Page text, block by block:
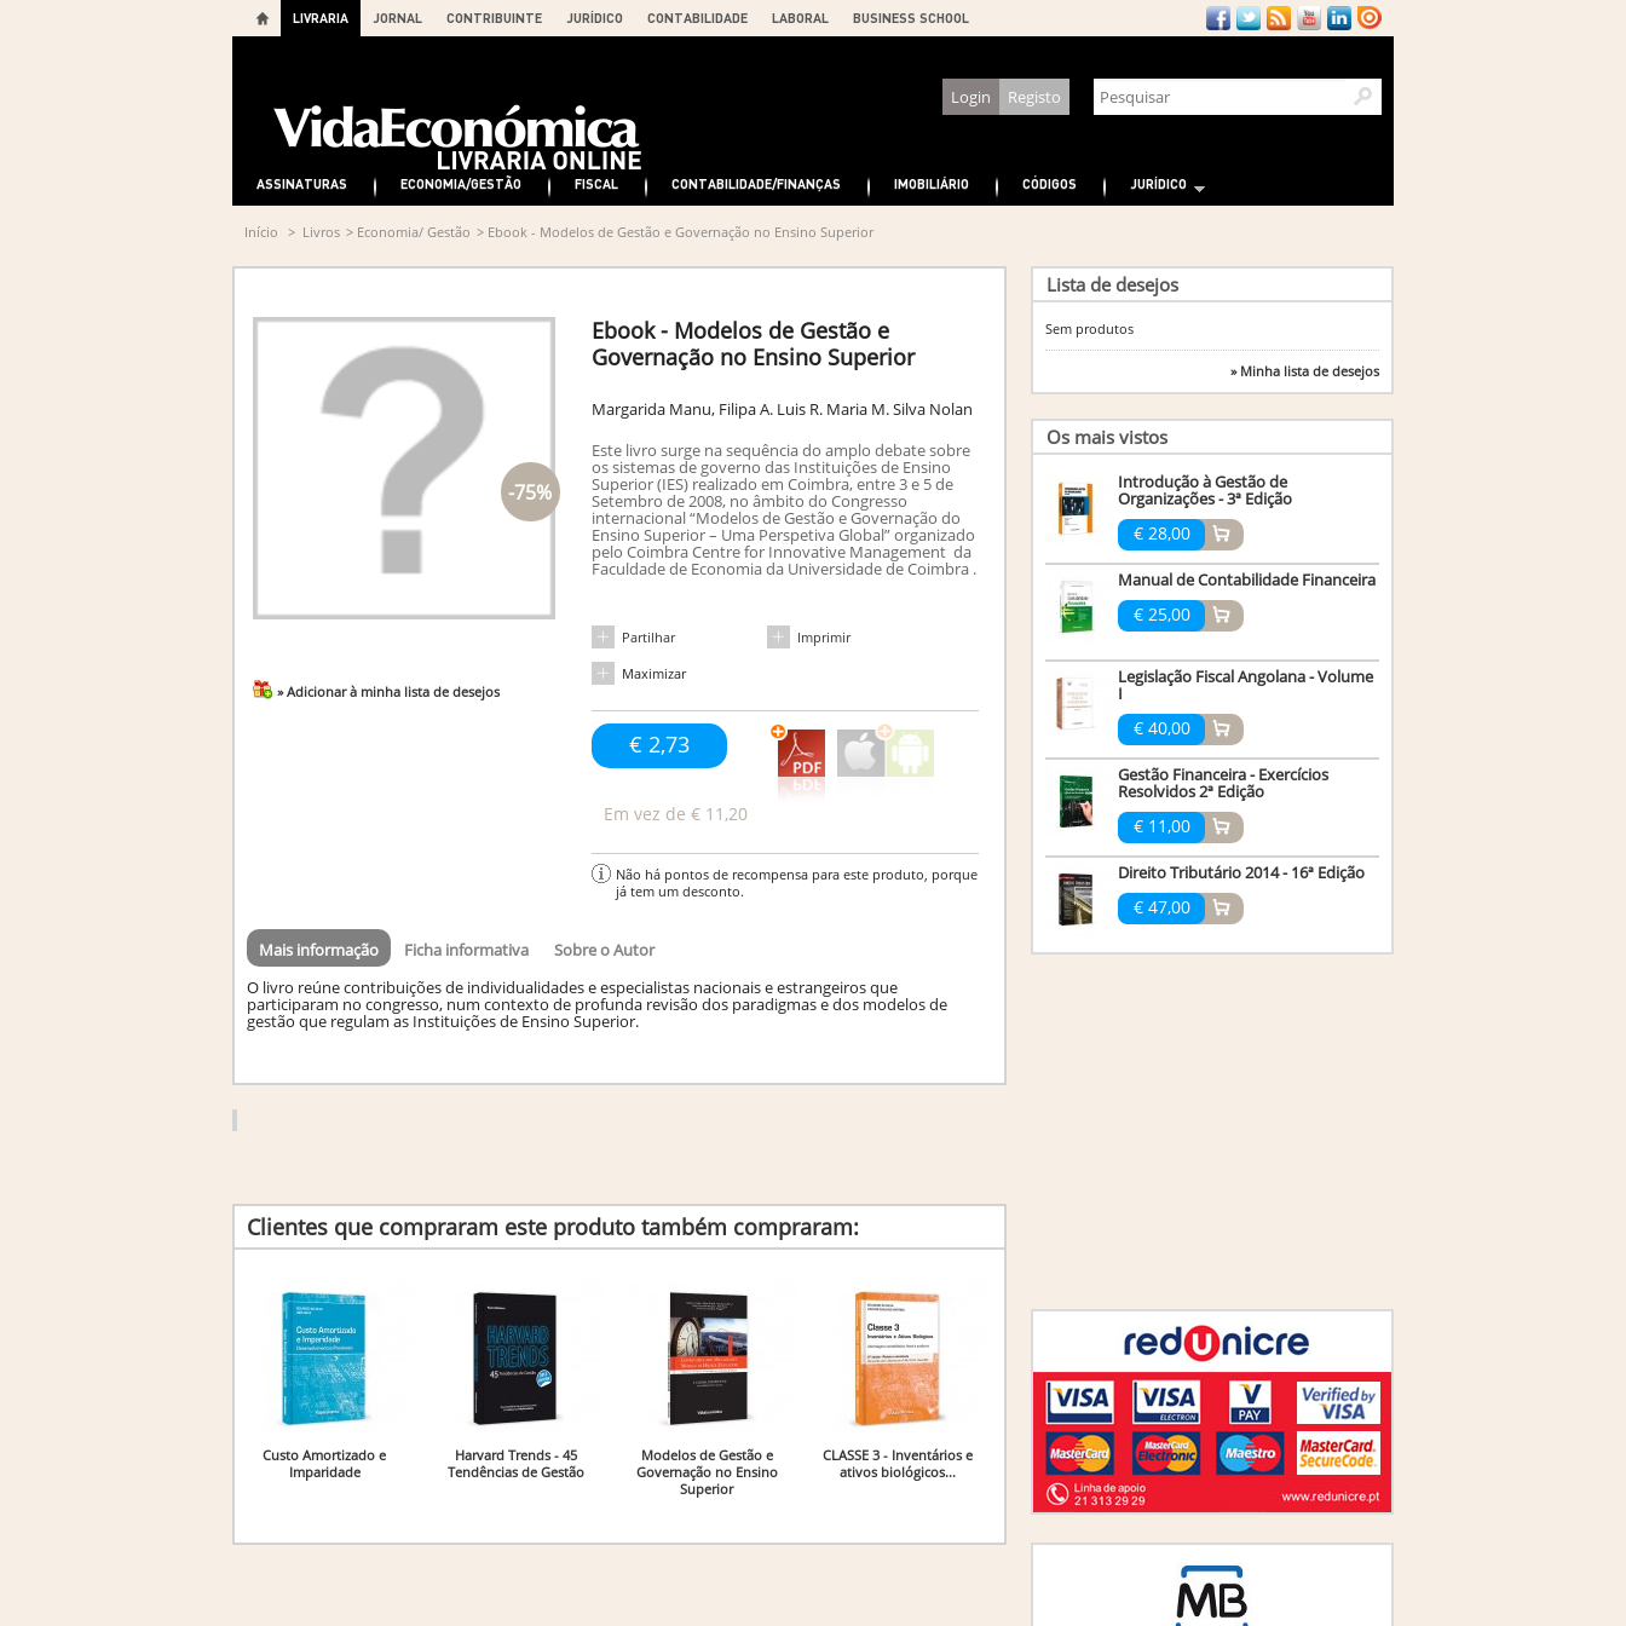
LIVRARIA JORNAL CONTRIBUINTE JURÍDICO CONTABILIDADE LABORAL BUSINESS SCHOOL
Login Registo
ASSINATURAS ECONOMIA/GESTÃO FISCAL CONTABILIDADE/FINANÇAS IMOBILIÁRIO CÓDIGOS JURÍDICO
Início > Livros > Economia/ Gestão > Ebook - Modelos de Gestão e Governação no Ensino Superior
-75%
» Adicionar à minha lista de desejos
Ebook - Modelos de Gestão e
Governação no Ensino Superior
Margarida Manu, Filipa A. Luis R. Maria M. Silva Nolan
Este livro surge na sequência do amplo debate sobre
os sistemas de governo das Instituições de Ensino
Superior (IES) realizado em Coimbra, entre 3 e 5 de
Setembro de 2008, no âmbito do Congresso
internacional “Modelos de Gestão e Governação do
Ensino Superior – Uma Perspetiva Global” organizado
pelo Coimbra Centre for Innovative Management da
Faculdade de Economia da Universidade de Coimbra .
Partilhar
Imprimir
Maximizar
€ 2,73
Em vez de € 11,20
Não há pontos de recompensa para este produto, porque
já tem um desconto.
Mais informação Ficha informativa
Sobre o Autor
O livro reúne contribuições de individualidades e especialistas nacionais e estrangeiros que
participaram no congresso, num contexto de profunda revisão dos paradigmas e dos modelos de
gestão que regulam as Instituições de Ensino Superior.
Clientes que compraram este produto também compraram:
Custo Amortizado e
Imparidade
Harvard Trends - 45
Tendências de Gestão
Modelos de Gestão e
Governação no Ensino
Superior
CLASSE 3 - Inventários e
ativos biológicos...
Lista de desejos
Sem produtos
» Minha lista de desejos
Os mais vistos
Introdução à Gestão de
Organizações - 3ª Edição
€ 28,00
Manual de Contabilidade Financeira
€ 25,00
Legislação Fiscal Angolana - Volume
I
€ 40,00
Gestão Financeira - Exercícios
Resolvidos 2ª Edição
€ 11,00
Direito Tributário 2014 - 16ª Edição
€ 47,00